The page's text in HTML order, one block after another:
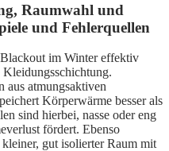
Raumwahl und
und Fehlerquellen
im Winter effektiv
aus atmungsaktiven
Körperwärme besser als
sind hierbei, nasse oder eng
fördert. Ebenso
gut isolierter Raum mit